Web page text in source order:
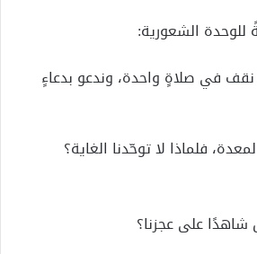
للوحدة الشعورية:
في صلاةٍ واحدة، وندعو بدعاءٍ
فلماذا لا توحّدنا الغاية؟
على عجزنا؟